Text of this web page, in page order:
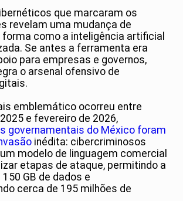
que marcaram os
revelam uma mudança de
forma como a inteligência artificial
Se antes a ferramenta era
para empresas e governos,
o arsenal ofensivo de
emblemático ocorreu entre
e fevereiro de 2026,
governamentais do México foram
inédita: cibercriminosos
modelo de linguagem comercial
etapas de ataque, permitindo a
GB de dados e
cerca de 195 milhões de